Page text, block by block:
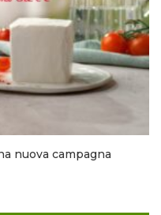
nuova campagna